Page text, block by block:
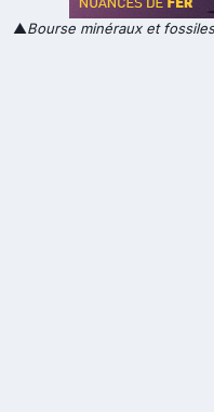
▲Bourse minéraux et